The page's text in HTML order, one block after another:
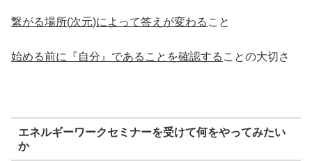
繋がる場所(次元)によって答えが変わる こと
始める前に『自分』であることを確認する ことの大切さ
エネルギーワークセミナーを受けて何をやってみたい
か